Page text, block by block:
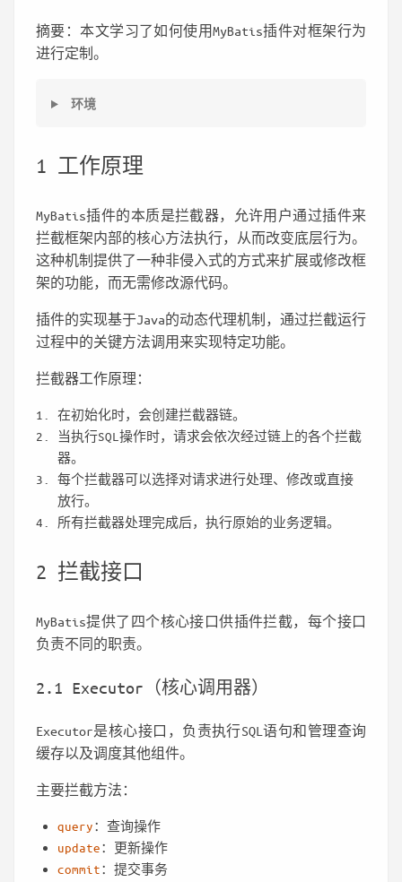
摘要：本文学习了如何使用MyBatis插件对框架行为
进行定制。
环境
1 工作原理
MyBatis插件的本质是拦截器，允许用户通过插件来
拦截框架内部的核心方法执行，从而改变底层行为。
这种机制提供了一种非侵入式的方式来扩展或修改框
架的功能，而无需修改源代码。
插件的实现基于Java的动态代理机制，通过拦截运行
过程中的关键方法调用来实现特定功能。
拦截器工作原理：
在初始化时，会创建拦截器链。
当执行SQL操作时，请求会依次经过链上的各个拦截
器。
每个拦截器可以选择对请求进行处理、修改或直接
放行。
所有拦截器处理完成后，执行原始的业务逻辑。
2 拦截接口
MyBatis提供了四个核心接口供插件拦截，每个接口
负责不同的职责。
2.1 Executor（核心调用器）
Executor是核心接口，负责执行SQL语句和管理查询
缓存以及调度其他组件。
主要拦截方法：
query：查询操作
update：更新操作
commit：提交事务